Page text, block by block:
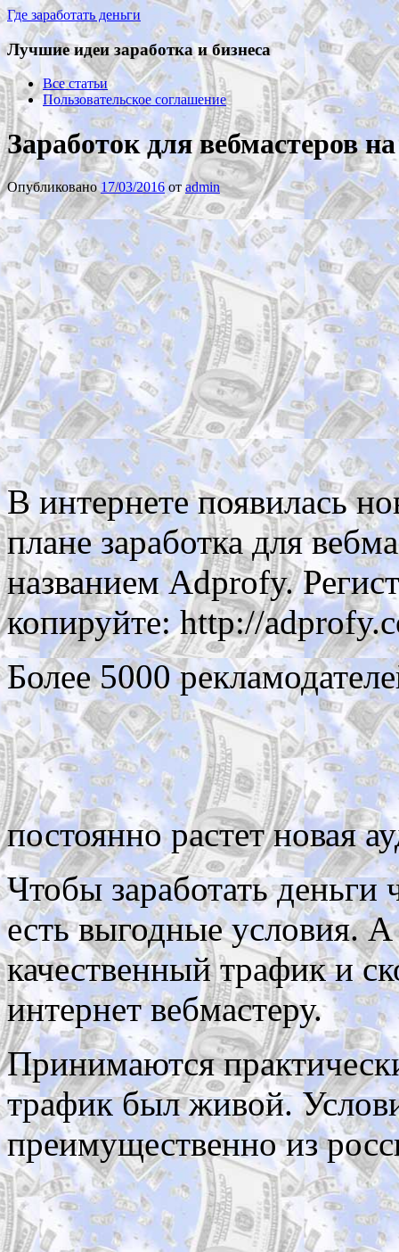
Где заработать деньги
Лучшие идеи заработка и бизнеса
Все статьи
Пользовательское соглашение
Заработок для вебмастеров
Опубликовано17/03/2016 отadmin
В интернете появилась
плане заработка для
названием Adprofy.
копируйте: http://
Более 5000
постоянно растет новая
Чтобы заработать деньги
есть выгодные условия.
качественный трафик и
интернет вебмастеру.
Принимаются
трафик был живой.
преимущественно из